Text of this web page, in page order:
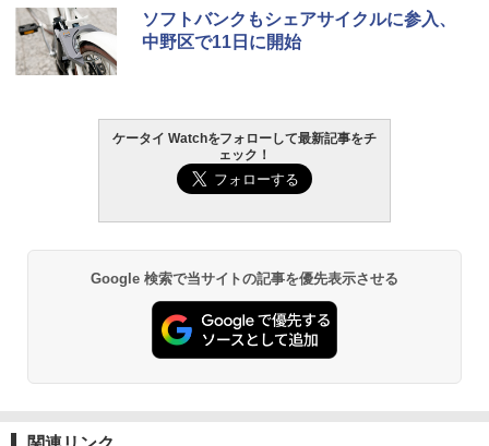
ソフトバンクもシェアサイクルに参入、
中野区で11日に開始
ケータイ Watchをフォローして最新記事をチ
ェック！
Google 検索で当サイトの記事を優先表示させる